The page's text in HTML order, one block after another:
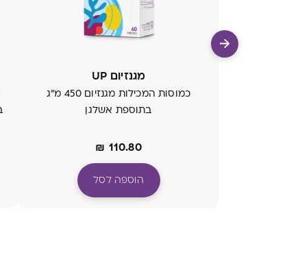
מגנזיום UP
כמוסות המכילות מגנזיום 450 מ"ג
בתוספת אשלגן
₪ 110.80
הוספה לסל